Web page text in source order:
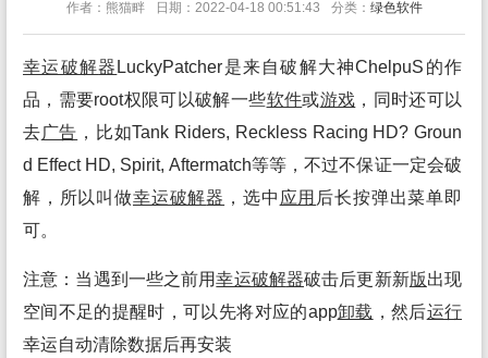
作者：熊猫畔 日期：2022-04-18 00:51:43 分类： 绿色软件
幸运破解器 LuckyPatcher是来自破解大神ChelpuS的作
品，需要root权限可以破解一些软件或游戏 ，同时还可以
去广告 ，比如Tank Riders, Reckless Racing HD? Groun
d Effect HD, Spirit, Aftermatch等等，不过不保证一定会破
解，所以叫做幸运破解器 ，选中 应用 后长按弹出菜单即
可。
注意：当遇到一些之前用幸运破解器破击后更新新版出现
空间不足的提醒时，可以先将对应的app卸载 ，然后运行
幸运自动清除数据后再安装